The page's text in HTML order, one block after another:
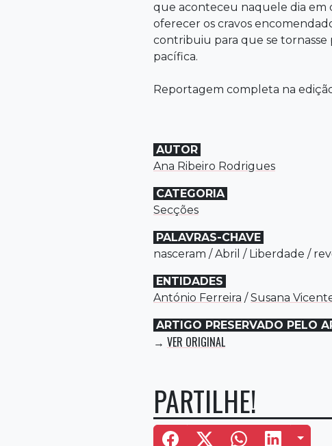
que aconteceu naquele dia em
oferecer os cravos
contribuiu para que se tornasse
pacífica.
Reportagem completa na
AUTOR
Ana Ribeiro Rodrigues
CATEGORIA
Secções
PALAVRAS-CHAVE
nasceram /Abril / Liberdade /
ENTIDADES
António Ferreira /Susana
ARTIGO PRESERVADO PELO
→ VER ORIGINAL
PARTILHE!
Mais